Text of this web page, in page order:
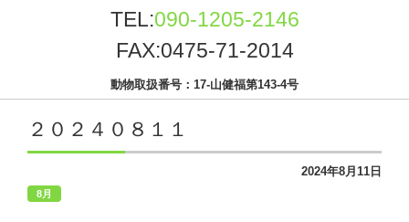
TEL:090-1205-2146
FAX:0475-71-2014
動物取扱番号：17-山健福第143-4号
２０２４０８１１
2024年8月11日
8月